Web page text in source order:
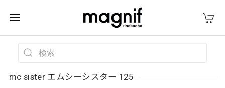
mc sister エムシーシスター 125